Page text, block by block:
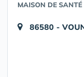
MAISON DE
86580 -